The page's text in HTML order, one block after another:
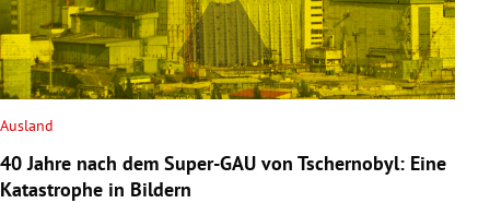
Ausland
40 Jahre nach dem Super-GAU von Tschernobyl: Eine
Katastrophe in Bildern